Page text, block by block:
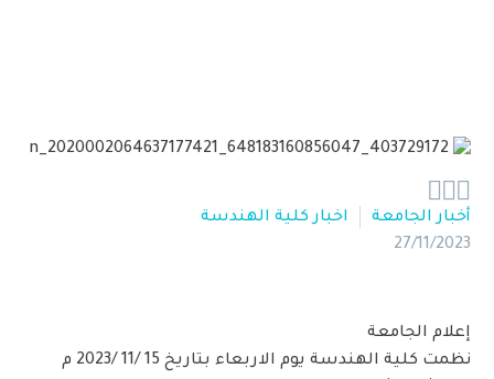

أخبار الجامعة
اخبار كلية الهندسة
27/11/2023
إعلام الجامعة
نظمت كلية الهندسة يوم الاربعاء بتاريخ 15 /11 /2023 م